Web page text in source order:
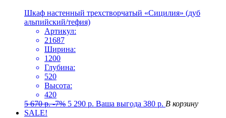
Шкаф настенный трехстворчатый «Сицилия» (дуб
альпийский/тефия)
Артикул:
21687
Ширина:
1200
Глубина:
520
Высота:
420
5 670р. -7% 5 290 р. Ваша выгода 380 р. В корзину
SALE!